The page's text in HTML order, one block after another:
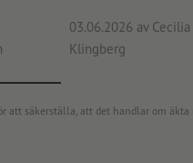
03.06.2026 av
Klingberg
att säkerställa, att det handlar om äkta